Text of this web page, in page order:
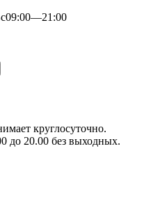
09:00—21:00
круглосуточно.
до 20.00 без выходных.